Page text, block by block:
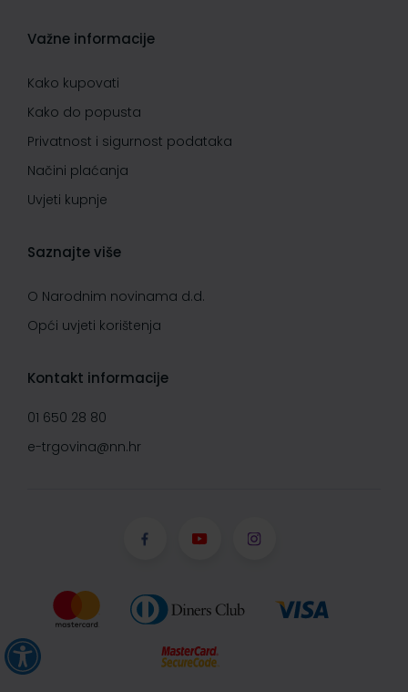
Važne informacije
Kako kupovati
Kako do popusta
Privatnost i sigurnost podataka
Načini plaćanja
Uvjeti kupnje
Saznajte više
O Narodnim novinama d.d.
Opći uvjeti korištenja
Kontakt informacije
01 650 28 80
e-trgovina@nn.hr